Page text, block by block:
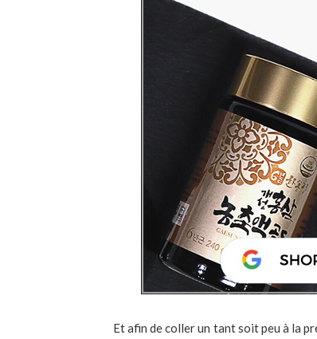
Et afin de coller un tant soit peu à la